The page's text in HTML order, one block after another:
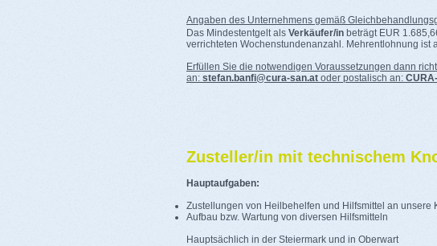
Angaben des Unternehmens gemäß
Das Mindestentgelt als Verkäufer/in beträgt EUR
verrichteten Wochenstundenanzahl. Mehrentlohnung
Erfüllen Sie die notwendigen Voraussetzungen dann
an: stefan.banfi@cura-san.at oder postalisch an:
Zusteller/in mit technischem
Hauptaufgaben:
Zustellungen von Heilbehelfen und Hilfsmittel an unsere
Aufbau bzw. Wartung von diversen Hilfsmitteln
Hauptsächlich in der Steiermark und in Oberwart